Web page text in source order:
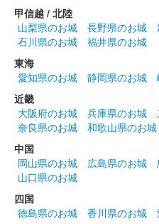
小幡城 御城印 織田
長野剛氏による織田信長のイラ
小幡城 御城印 第六
長野剛氏による織田信長のイラ
城印サミットで先行販売された
小幡城 御城印 信長
甲信越 / 北陸
山梨県のお城
長野県のお城
石川県のお城
福井県のお城
東海
愛知県のお城
静岡県のお城
近畿
大阪府のお城
兵庫県のお城
奈良県のお城
和歌山県のお城
中国
岡山県のお城
広島県のお城
山口県のお城
四国
徳島県のお城
香川県のお城